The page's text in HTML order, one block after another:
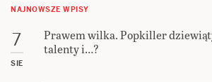
NAJNOWSZE WPISY
7
SIE
Prawem wilka. Popkiller
talenty i…?